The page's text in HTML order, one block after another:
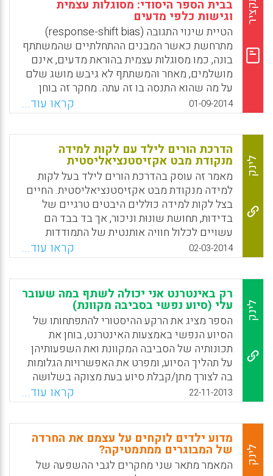
אחרים. קסמיו של המכשף הצעיר, טוענים
החוקרים, מהאוניברסיטאות גרינוויץ' באנגליה
ופאדובה, ורונה ומודנה באיטליה, מנצחים לא רק
את וולדמורט אלא גם את הנטייה האנושית לדעה
קדומה (שיזף רפאלי).
WhatsApp
Facebook
Email
X
תקציר בבית הספר היסודי: מסוגלות עצמית
וגישות כלפי מדעים
הטיית שינוי התגובה (response-shift bias)
מתרחשת כאשר המבנים ההתחלתיים שהמשתתף
בונה, כמו מסוגלות עצמית בהוראת מדעים, אינם
מושלמים, מאחר והמשתתף לא גיבש מושג שלם
על מה שהוא התנסה בו זה עתה. מחקר זה בוחן
האם פרחי הוראה להוראה בבית הספר היסודי
יכולים להעריך באופן קונסיסטנטי מבנים כמו,
מסוגלות עצמית וגישות למדע באמצעות קורס
בסיסי בשיטות אלמנטריות (Tina J. Cartwright;
Jon Atwood).
WhatsApp
Facebook
Email
X
01-09-2014 קראו עוד...
לינק
הדרכת הורים לילד עם לקות למידה
מנקודת מבט אקזיסטנציאליסטית
מאמר זה עוסק בהדרכת הורים לילד בעל לקות
למידה מנקודת מבט אקזיסטנציאליסטית. החיים
בצל לקות למידה כוללים היבטים טרגיים של
בדידות, תחושת שונוּת וניכור, אך בד בבד הם
עשויים לכלול חוויה אותנטית של התמודדות
ומציאת משמעות. במאמר זה מתאר המחבר את
ניסיונם של ההורים להרגיש שייכות וקבלה
בזיקה לקשיים ולתסכולים הרגשיים שהם חווים
עקב לקות הלמידה של בנם, וכן את הדרך שעשו
יחד בתהליך ההדרכה כדי לקבל פרספקטיבה
חדשה לסיפור הלקות ( פלג דור חיים).
WhatsApp
Facebook
Email
X
02-03-2014 קראו עוד...
לינק
רק באינטרנט אני יכולה לשתף במה שעובר
עלי (סיוע נפשי בסביבה מקוונת)
הספר מציג את הרקע ההיסטורי להתפתחותו של
הסיוע הנפשי באמצעות האינטרנט, בוחן את
תכונותיה של הסביבה המקוונת ואת השפעותיהן
על תהליך הסיוע, ומפרט את האפשרויות הגלומות
בה לצורך מתן/קבלת סיוע בעת מצוקה בשלושה
ערוצי תקשורת הפועלים באינטרנט – צ'ט אישי,
דואר אלקטרוני וקבוצת תמיכה מקוונת. נוסף על
כך, הספר מציג בהרחבה את תפקידה של הכתיבה
ואת חקר השיח הכתוב בתהליכים של סיוע מקוון,
בוחן סוגיות אתיות האופייניות לסיוע באמצעות
האינטרנט, דן במגבלות של סיוע כזה ומסיים
22-11-2013 קראו עוד...
לינק
מדוע ילדים לוקחים על עצמם את החרדה
של המבוגרים ממתמטיקה?
המאמר מתאר שני מחקרים לגבי ההשפעה של